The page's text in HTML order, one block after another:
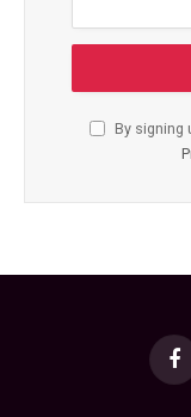
By signing